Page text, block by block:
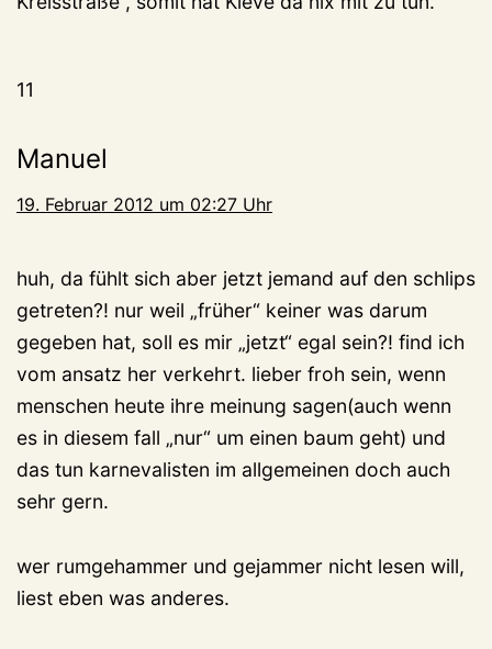
11
Manuel
19. Februar 2012 um 02:27 Uhr
huh, da fühlt sich aber jetzt jemand auf den schlips
getreten?! nur weil „früher“ keiner was darum
gegeben hat, soll es mir „jetzt“ egal sein?! find ich
vom ansatz her verkehrt. lieber froh sein, wenn
menschen heute ihre meinung sagen(auch wenn
es in diesem fall „nur“ um einen baum geht) und
das tun karnevalisten im allgemeinen doch auch
sehr gern.
wer rumgehammer und gejammer nicht lesen will,
liest eben was anderes.